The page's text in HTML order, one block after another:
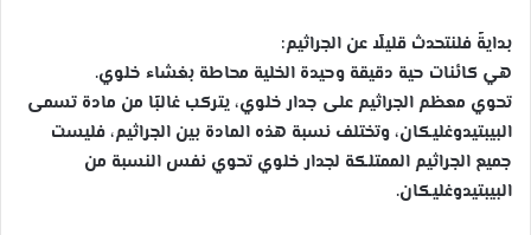
بدايةً فلنتحدث قليلًا عن الجراثيم:
هي كائنات حية دقيقة وحيدة الخلية محاطة بغشاء خلوي.
تحوي معظم الجراثيم على جدار خلوي، يتركب غالبًا من مادة تسمى
البيبتيدوغليكان، وتختلف نسبة هذه المادة بين الجراثيم، فليست
جميع الجراثيم الممتلكة لجدار خلوي تحوي نفس النسبة من
البيبتيدوغليكان.